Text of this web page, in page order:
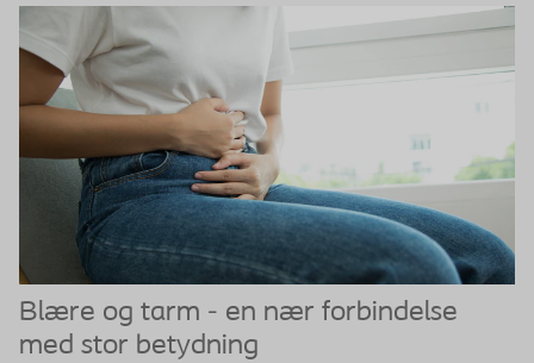
Blære og tarm - en nær forbindelse
med stor betydning